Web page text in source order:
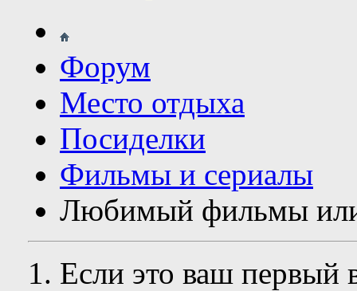
Форум
Место отдыха
Посиделки
Фильмы и сериалы
Любимый фильмы
Если это ваш первый